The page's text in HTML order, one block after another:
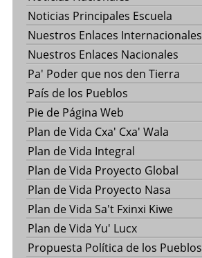
Noticias Principales Escuela
Nuestros Enlaces Internacionales
Nuestros Enlaces Nacionales
Pa' Poder que nos den Tierra
País de los Pueblos
Pie de Página Web
Plan de Vida Cxa' Cxa' Wala
Plan de Vida Integral
Plan de Vida Proyecto Global
Plan de Vida Proyecto Nasa
Plan de Vida Sa't Fxinxi Kiwe
Plan de Vida Yu' Lucx
Propuesta Política de los Pueblos